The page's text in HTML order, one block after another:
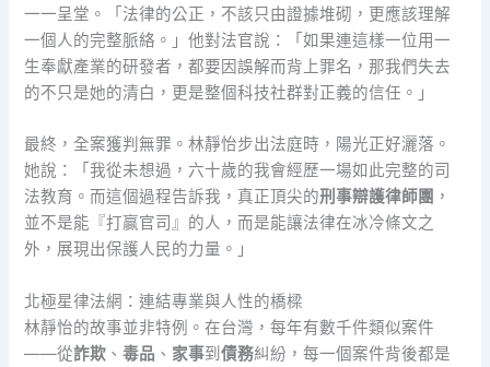
一一呈堂。「法律的公正，不該只由證據堆砌，更應該理解
一個人的完整脈絡。」他對法官說：「如果連這樣一位用一
生奉獻產業的研發者，都要因誤解而背上罪名，那我們失去
的不只是她的清白，更是整個科技社群對正義的信任。」
最終，全案獲判無罪。林靜怡步出法庭時，陽光正好灑落。
她說：「我從未想過，六十歲的我會經歷一場如此完整的司
法教育。而這個過程告訴我，真正頂尖的刑事辯護律師團 ，
並不是能『打贏官司』的人，而是能讓法律在冰冷條文之
外，展現出保護人民的力量。」
北極星律法網：連結專業與人性的橋樑
林靜怡的故事並非特例。在台灣，每年有數千件類似案件
——從詐欺 、毒品 、 家事到債務糾紛，每一個案件背後都是